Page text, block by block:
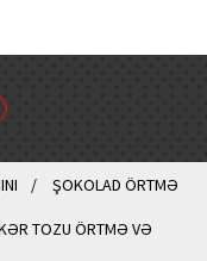
ŞOKOLAD ÖRTMƏ
TOZU ÖRTMƏ VƏ